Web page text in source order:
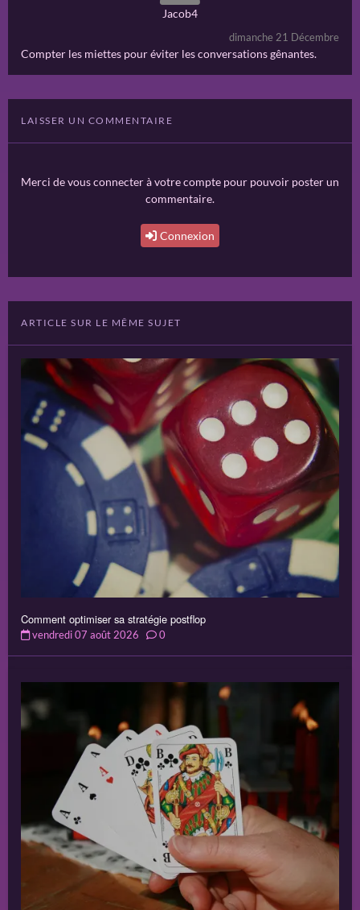
Jacob4
dimanche 21 Décembre
Compter les miettes pour éviter les conversations gênantes.
LAISSER UN COMMENTAIRE
Merci de vous connecter à votre compte pour pouvoir poster un
commentaire.
Connexion
ARTICLE SUR LE MÊME SUJET
Comment optimiser sa stratégie postflop
vendredi 07 août 2026 0